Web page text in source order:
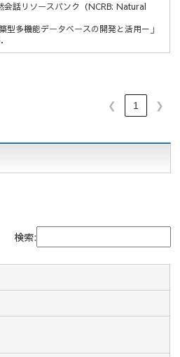
会話リソースバンク（NCRB: Natural
型多機能データベースの開発と活用－」
❮ 1 ❯
検索: